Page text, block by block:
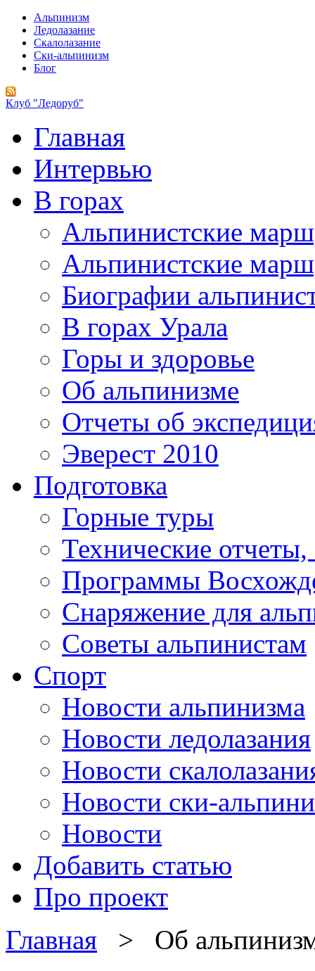
Альпинизм
Ледолазание
Скалолазание
Ски-альпинизм
Блог
Клуб "Ледоруб"
Главная
Интервью
В горах
Альпинистские
Альпинистские
Биографии
В горах Урала
Горы и здоровье
Об альпинизме
Отчеты об
Эверест 2010
Подготовка
Горные туры
Технические
Программы
Снаряжение для
Советы альпинистам
Спорт
Новости альпинизма
Новости ледолазания
Новости
Новости ски-
Новости
Добавить статью
Про проект
Главная > Об